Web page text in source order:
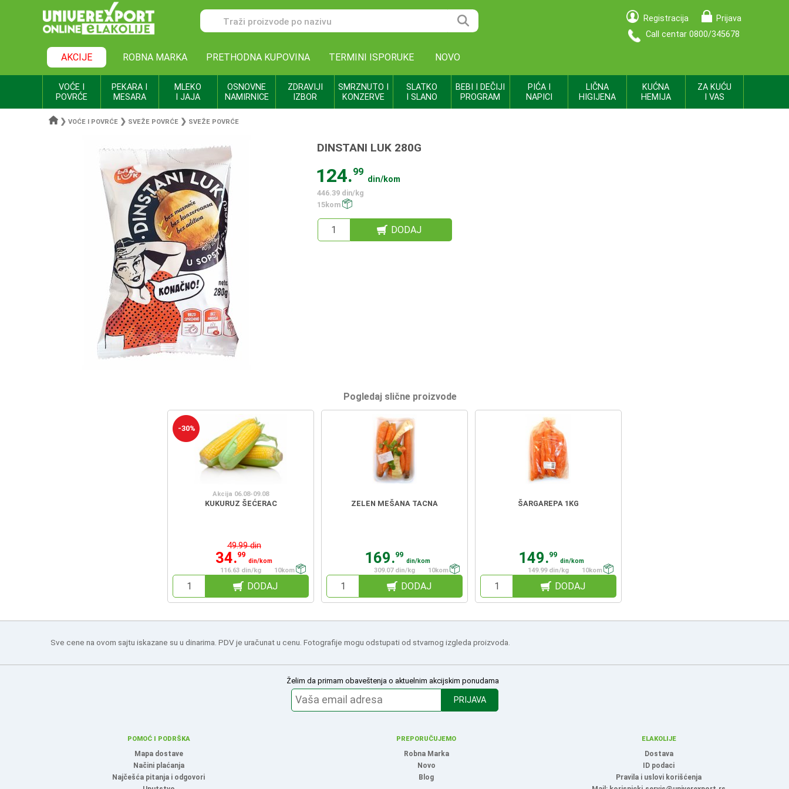
Registracija
Prijava
Call centar 0800/345678
AKCIJE ROBNA MARKA PRETHODNA KUPOVINA TERMINI ISPORUKE NOVO
VOĆE I
POVRĆE
PEKARA I
MESARA
MLEKO
I JAJA
OSNOVNE
NAMIRNICE
ZDRAVIJI
IZBOR
SMRZNUTO I
KONZERVE
SLATKO
I SLANO
BEBI I DEČIJI
PROGRAM
PIĆA I
NAPICI
LIČNA
HIGIJENA
KUĆNA
HEMIJA
ZA KUĆU
I VAS
❯ VOĆE I POVRĆE ❯ SVEŽE POVRĆE ❯ SVEŽE POVRĆE
DINSTANI LUK 280G
124.99
din/kom
446.39 din/kg
15kom
DODAJ
Pogledaj slične proizvode
-30%
Akcija 06.08-09.08
KUKURUZ ŠEĆERAC
49.99 din
34.99
din/kom
116.63 din/kg
10kom
DODAJ
ZELEN MEŠANA TACNA
169.99
din/kom
309.07 din/kg
10kom
DODAJ
ŠARGAREPA 1KG
149.99
din/kom
149.99 din/kg
10kom
DODAJ
Sve cene na ovom sajtu iskazane su u dinarima. PDV je uračunat u cenu. Fotografije mogu odstupati od stvarnog izgleda proizvoda.
Želim da primam obaveštenja o aktuelnim akcijskim ponudama
PRIJAVA
POMOĆ I PODRŠKA
Mapa dostave
Načini plaćanja
Najčešća pitanja i odgovori
PREPORUČUJEMO
Robna Marka
Novo
Blog
ELAKOLIJE
Dostava
ID podaci
Pravila i uslovi korišćenja